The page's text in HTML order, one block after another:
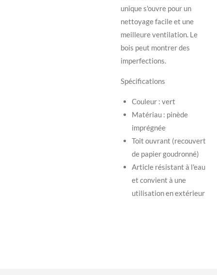
unique s'ouvre pour un
nettoyage facile et une
meilleure ventilation. Le
bois peut montrer des
imperfections.
Spécifications
Couleur : vert
Matériau : pinède
imprégnée
Toit ouvrant (recouvert
de papier goudronné)
Article résistant à l'eau
et convient à une
utilisation en extérieur